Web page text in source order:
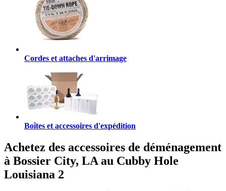
Cordes et attaches d'arrimage
Boîtes et accessoires d'expédition
Achetez des accessoires de déménagement
à Bossier City, LA au Cubby Hole
Louisiana 2